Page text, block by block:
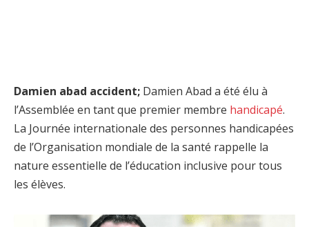
Damien abad accident; Damien Abad a été élu à
l’Assemblée en tant que premier membre handicapé.
La Journée internationale des personnes handicapées
de l’Organisation mondiale de la santé rappelle la
nature essentielle de l’éducation inclusive pour tous
les élèves.